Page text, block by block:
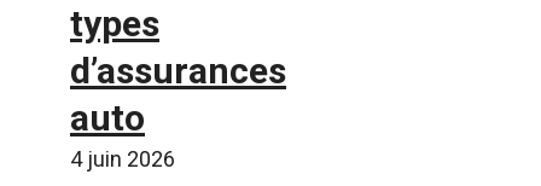
types
d’assurances
auto
4 juin 2026